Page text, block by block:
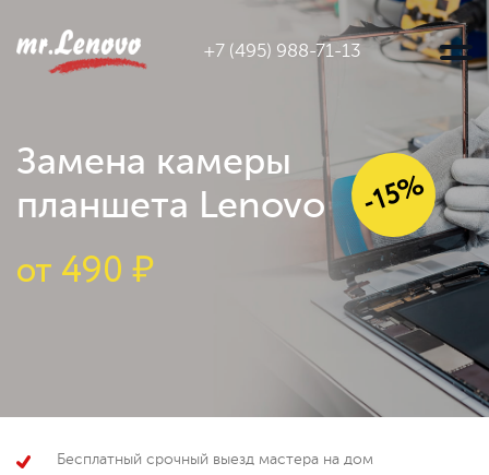
+7 (495) 988-71-13
Замена камеры
планшета Lenovo
от 490 ₽
-15%
Бесплатный срочный выезд мастера на дом